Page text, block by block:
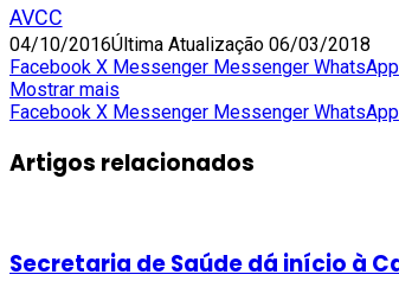
AVCC
04/10/2016Última Atualização 06/03/2018
Facebook X Messenger Messenger WhatsApp
Mostrar mais
Facebook X Messenger Messenger WhatsApp
Artigos relacionados
Secretaria de Saúde dá início à